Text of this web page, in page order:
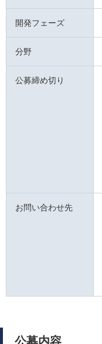
開発フェーズ
分野
公募締め切り
お問い合わせ先
公募内容